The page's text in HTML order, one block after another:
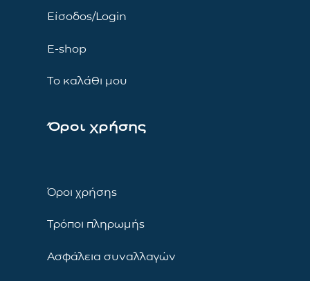
Είσοδος/Login
E-shop
Το καλάθι μου
Όροι χρήσης
Όροι χρήσης
Τρόποι πληρωμής
Ασφάλεια συναλλαγών